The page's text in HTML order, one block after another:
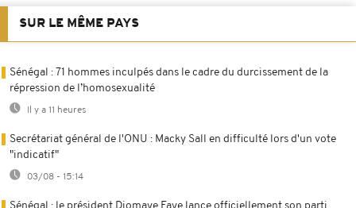
SUR LE MÊME PAYS
Sénégal : 71 hommes inculpés dans le cadre du durcissement de la
répression de l’homosexualité
Il y a 11 heures
Secrétariat général de l'ONU : Macky Sall en difficulté lors d'un vote
"indicatif"
03/08 - 15:14